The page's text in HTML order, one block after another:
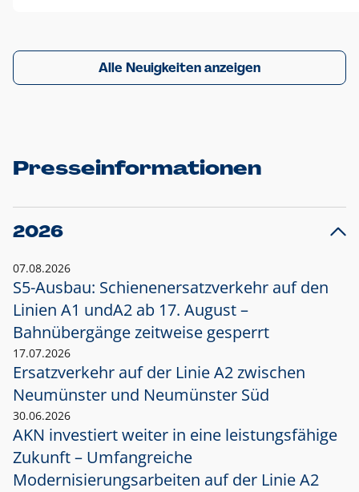
Alle Neuigkeiten anzeigen
Presseinformationen
2026
07.08.2026
S5-Ausbau: Schienenersatzverkehr auf den
Linien A1 undA2 ab 17. August –
Bahnübergänge zeitweise gesperrt
17.07.2026
Ersatzverkehr auf der Linie A2 zwischen
Neumünster und Neumünster Süd
30.06.2026
AKN investiert weiter in eine leistungsfähige
Zukunft – Umfangreiche
Modernisierungsarbeiten auf der Linie A2